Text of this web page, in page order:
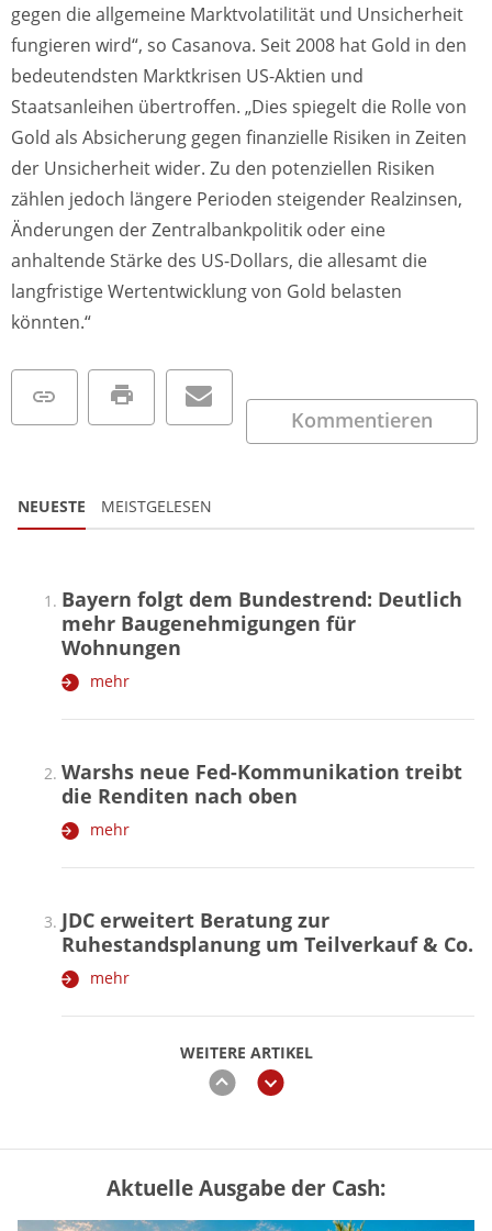
gegen die allgemeine Marktvolatilität und Unsicherheit
fungieren wird“, so Casanova. Seit 2008 hat Gold in den
bedeutendsten Marktkrisen US-Aktien und
Staatsanleihen übertroffen. „Dies spiegelt die Rolle von
Gold als Absicherung gegen finanzielle Risiken in Zeiten
der Unsicherheit wider. Zu den potenziellen Risiken
zählen jedoch längere Perioden steigender Realzinsen,
Änderungen der Zentralbankpolitik oder eine
anhaltende Stärke des US-Dollars, die allesamt die
langfristige Wertentwicklung von Gold belasten
könnten.“
Kommentieren
NEUESTE MEISTGELESEN
WEITERE ARTIKEL
zurückweiter
Bayern folgt dem Bundestrend: Deutlich
mehr Baugenehmigungen für
Wohnungen
mehr
Warshs neue Fed-Kommunikation treibt
die Renditen nach oben
mehr
JDC erweitert Beratung zur
Ruhestandsplanung um Teilverkauf & Co.
mehr
„Jung kauft Alt“ 2026: Neue Förderung im
Überblick – Tabelle mit Kreditbeträgen
Aktuelle Ausgabe der Cash: